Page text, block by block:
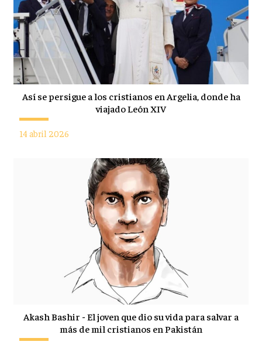
Así se persigue a los cristianos en Argelia, donde ha
viajado León XIV
14 abril 2026
Akash Bashir - El joven que dio su vida para salvar a
más de mil cristianos en Pakistán